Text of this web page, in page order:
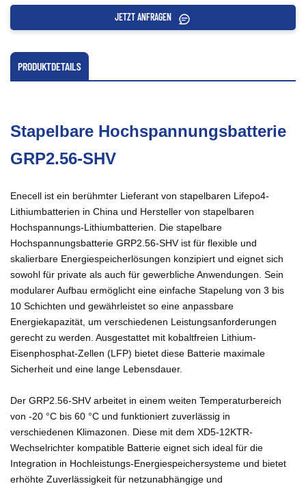
JETZT ANFRAGEN
PRODUKTDETAILS
Stapelbare Hochspannungsbatterie
GRP2.56-SHV
Enecell ist ein berühmter Lieferant von stapelbaren Lifepo4-
Lithiumbatterien in China und Hersteller von stapelbaren
Hochspannungs-Lithiumbatterien. Die stapelbare
Hochspannungsbatterie GRP2.56-SHV ist für flexible und
skalierbare Energiespeicherlösungen konzipiert und eignet sich
sowohl für private als auch für gewerbliche Anwendungen. Sein
modularer Aufbau ermöglicht eine einfache Stapelung von 3 bis
10 Schichten und gewährleistet so eine anpassbare
Energiekapazität, um verschiedenen Leistungsanforderungen
gerecht zu werden. Ausgestattet mit kobaltfreien Lithium-
Eisenphosphat-Zellen (LFP) bietet diese Batterie maximale
Sicherheit und eine lange Lebensdauer.
Der GRP2.56-SHV arbeitet in einem weiten Temperaturbereich
von -20 °C bis 60 °C und funktioniert zuverlässig in
verschiedenen Klimazonen. Diese mit dem XD5-12KTR-
Wechselrichter kompatible Batterie eignet sich ideal für die
Integration in Hochleistungs-Energiespeichersysteme und bietet
erhöhte Zuverlässigkeit für netzunabhängige und